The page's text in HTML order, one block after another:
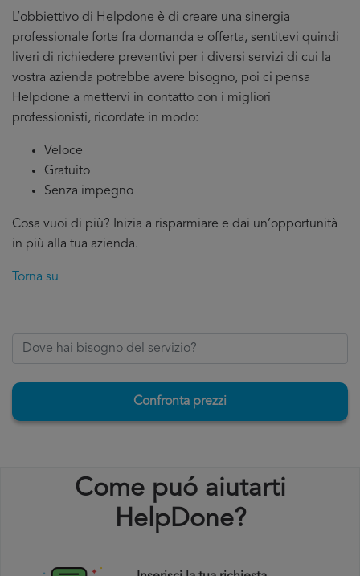
L’obbiettivo di Helpdone è di creare una sinergia
professionale forte fra domanda e offerta, sentitevi quindi
liveri di richiedere preventivi per i diversi servizi di cui la
vostra azienda potrebbe avere bisogno, poi ci pensa
Helpdone a mettervi in contatto con i migliori
professionisti, ricordate in modo:
Veloce
Gratuito
Senza impegno
Cosa vuoi di più? Inizia a risparmiare e dai un’opportunità
in più alla tua azienda.
Torna su
Confronta prezzi
Come puó aiutarti
HelpDone?